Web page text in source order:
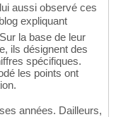
aussi observé ces
expliquant
la base de leur
ils désignent des
spécifiques.
les points ont
années. Dailleurs,